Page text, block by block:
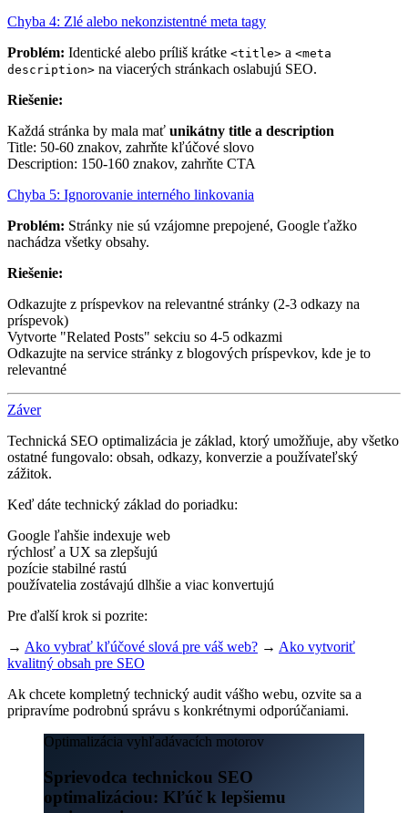
Chyba 4: Zlé alebo nekonzistentné meta tagy
Problém: Identické alebo príliš krátke <title> a <meta
description> na viacerých stránkach oslabujú SEO.
Riešenie:
Každá stránka by mala mať unikátny title a description
Title: 50-60 znakov, zahrňte kľúčové slovo
Description: 150-160 znakov, zahrňte CTA
Chyba 5: Ignorovanie interného linkovania
Problém: Stránky nie sú vzájomne prepojené, Google ťažko
nachádza všetky obsahy.
Riešenie:
Odkazujte z príspevkov na relevantné stránky (2-3 odkazy na
príspevok)
Vytvorte "Related Posts" sekciu so 4-5 odkazmi
Odkazujte na service stránky z blogových príspevkov, kde je to
relevantné
Záver
Technická SEO optimalizácia je základ, ktorý umožňuje, aby všetko
ostatné fungovalo: obsah, odkazy, konverzie a používateľský
zážitok.
Keď dáte technický základ do poriadku:
Google ľahšie indexuje web
rýchlosť a UX sa zlepšujú
pozície stabilné rastú
používatelia zostávajú dlhšie a viac konvertujú
Pre ďalší krok si pozrite:
→ Ako vybrať kľúčové slová pre váš web? → Ako vytvoriť
kvalitný obsah pre SEO
Ak chcete kompletný technický audit vášho webu, ozvite sa a
pripravíme podrobnú správu s konkrétnymi odporúčaniami.
Optimalizácia vyhľadávacích motorov
Sprievodca technickou SEO
optimalizáciou: Kľúč k lepšiemu